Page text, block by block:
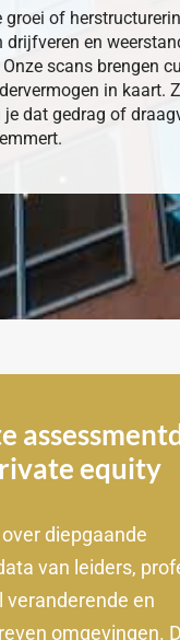
groei of
drijfveren en
scans brengen
in kaart.
je dat gedrag of
equity
diepgaande
van leiders,
veranderende en
omgevingen.